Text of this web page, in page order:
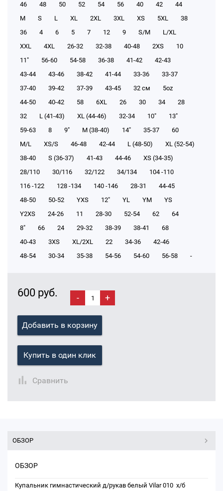
46 48 50 52 54 56 40 42
44
M
S L XL 2XL 3XL XS 5XL
38
36
4 6 5 7 12 9 S/M
L/XL
XXL
4XL 26-32 32-38 40-48 2XS
10
11"
56-60 54-58 36-38 41-42
42-43
43-44
43-46 38-42 41-44 33-36
33-37
37-40
39-42 37-39 43-45 32 см
5oz
44-50
40-42 58 6XL 26 30 34
28
32
L (41-43) XL (44-46) 32-34 10"
13"
59-63
8 9" M (38-40) 14" 35-37
60
M/L
XS/S 46-48 42-44 L (48-50)
XL (52-54)
38-40
S (36-37) 41-43 44-46
XS (34-35)
28/110
30/116 32/122 34/134
104 -110
116 -122
128 -134 140 -146 28-31
44-45
48-50
50-52 YXS 12" YL YM
YS
Y2XS
24-26 11 28-30 52-54 62
64
8"
66 24 29-32 38-39 38-41
68
40-43
3XS XL/2XL 22 34-36
42-46
48-54
30-34 35-38 54-56 54-60 56-58 -
600 руб. - +
Добавить в корзину
Купить в один клик
Сравнить
ОБЗОР
ОБЗОР
Купальник гимнастический д/рукав белый Vilar 010 х/б